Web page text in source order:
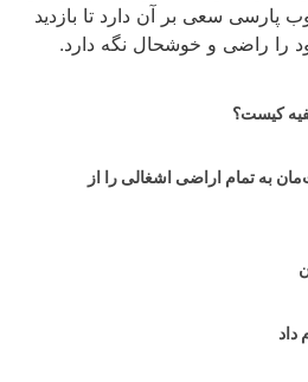
پارسی سعی بر آن دارد تا بازدید
را راضی و خوشحال نگه دارد.
کیست؟
به تمام اراضی اشغالی را از
داد